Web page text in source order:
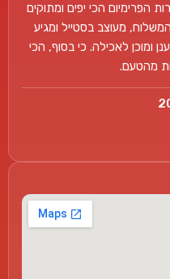
הפרימיום הכי יפים ומתוקים
מעוצב בסטייל ומגיע
ומוכן לאכילה. כי בסוף, הכי
מהטעם.